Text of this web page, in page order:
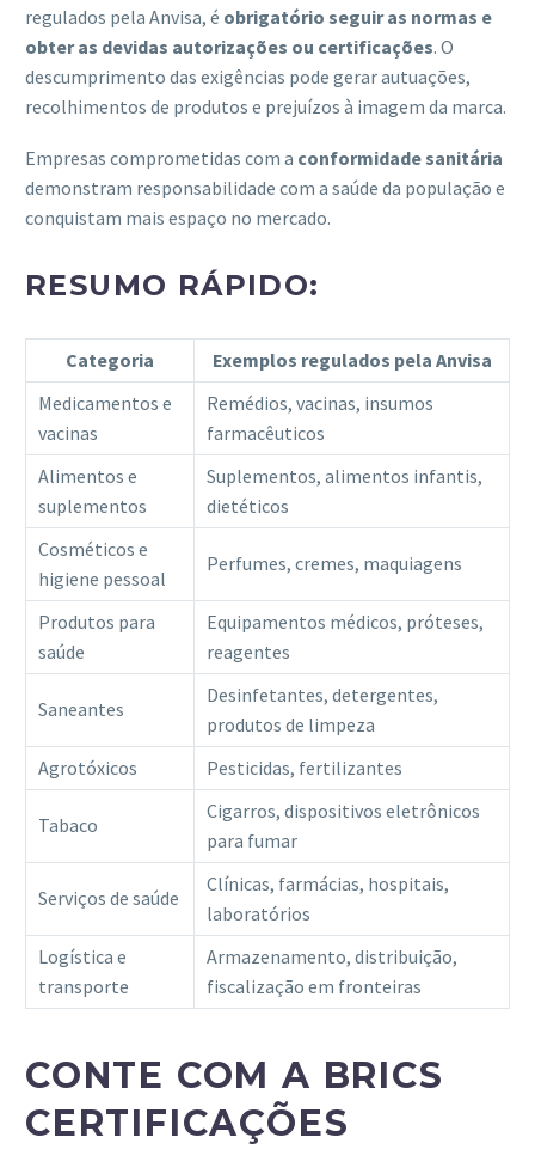
regulados pela Anvisa, é obrigatório seguir as normas e
obter as devidas autorizações ou certificações. O
descumprimento das exigências pode gerar autuações,
recolhimentos de produtos e prejuízos à imagem da marca.
Empresas comprometidas com a conformidade sanitária
demonstram responsabilidade com a saúde da população e
conquistam mais espaço no mercado.
RESUMO RÁPIDO:
Categoria
Exemplos regulados pela Anvisa
Medicamentos e
vacinas
Remédios, vacinas, insumos
farmacêuticos
Alimentos e
suplementos
Suplementos, alimentos infantis,
dietéticos
Cosméticos e
higiene pessoal
Perfumes, cremes, maquiagens
Produtos para
saúde
Equipamentos médicos, próteses,
reagentes
Saneantes
Desinfetantes, detergentes,
produtos de limpeza
Agrotóxicos
Pesticidas, fertilizantes
Tabaco
Cigarros, dispositivos eletrônicos
para fumar
Serviços de saúde
Clínicas, farmácias, hospitais,
laboratórios
Logística e
transporte
Armazenamento, distribuição,
fiscalização em fronteiras
CONTE COM A BRICS
CERTIFICAÇÕES